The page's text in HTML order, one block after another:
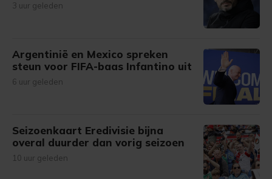
3 uur geleden
Argentinië en Mexico spreken
steun voor FIFA-baas Infantino uit
6 uur geleden
Seizoenkaart Eredivisie bijna
overal duurder dan vorig seizoen
10 uur geleden